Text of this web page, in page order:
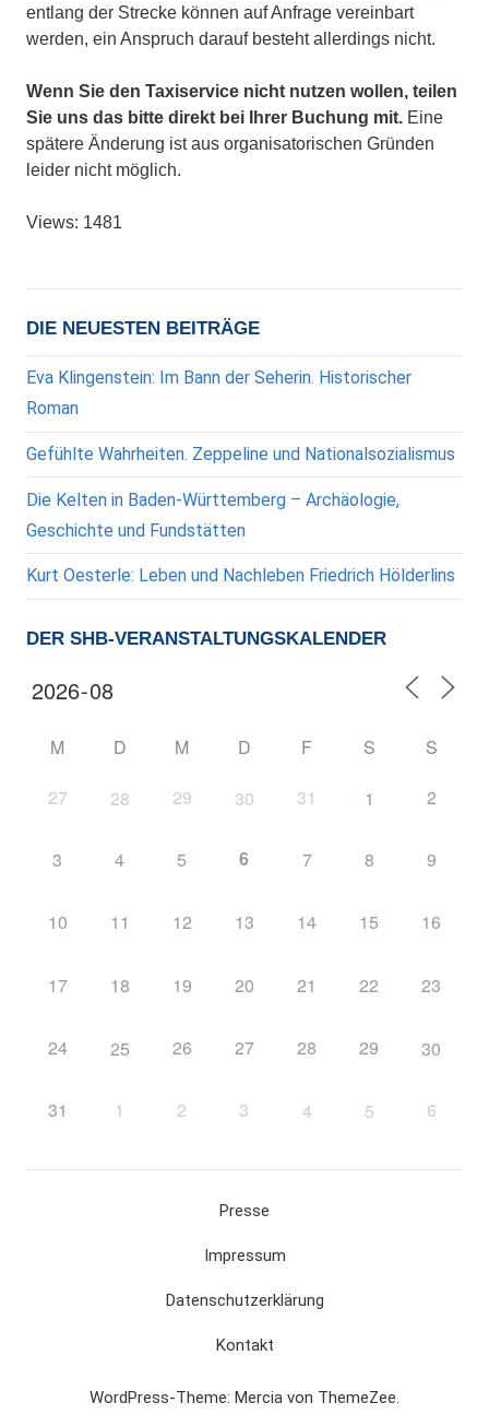
entlang der Strecke können auf Anfrage vereinbart
werden, ein Anspruch darauf besteht allerdings nicht.
Wenn Sie den Taxiservice nicht nutzen wollen, teilen
Sie uns das bitte direkt bei Ihrer Buchung mit. Eine
spätere Änderung ist aus organisatorischen Gründen
leider nicht möglich.
Views: 1481
DIE NEUESTEN BEITRÄGE
Eva Klingenstein: Im Bann der Seherin. Historischer
Roman
Gefühlte Wahrheiten. Zeppeline und Nationalsozialismus
Die Kelten in Baden-Württemberg – Archäologie,
Geschichte und Fundstätten
Kurt Oesterle: Leben und Nachleben Friedrich Hölderlins
DER SHB-VERANSTALTUNGSKALENDER
M D M D F S S
27 28 29 30 31 1 2
3 4 5 6 7 8 9
10 11 12 13 14 15 16
17 18 19 20 21 22 23
24 25 26 27 28 29 30
31 1 2 3 4 5 6
Presse
Impressum
Datenschutzerklärung
Kontakt
WordPress-Theme: Mercia von ThemeZee.